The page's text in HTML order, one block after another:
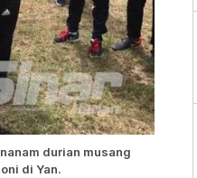
durian musang
di Yan.